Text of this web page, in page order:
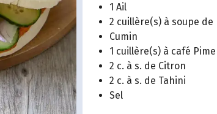
1 Ail
2 cuillère(s) à soupe de
Cumin
1 cuillère(s) à café
2 c. à s. de Citron
2 c. à s. de Tahini
Sel